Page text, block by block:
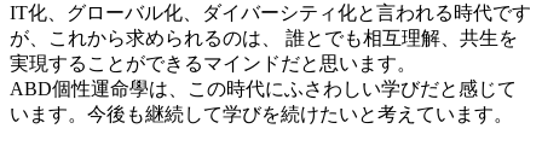
IT化、グローバル化、ダイバーシティ化と言われる時代です
が、これから求められるのは、 誰とでも相互理解、共生を
実現することができるマインドだと思います。
ABD個性運命學は、この時代にふさわしい学びだと感じて
います。今後も継続して学びを続けたいと考えています。